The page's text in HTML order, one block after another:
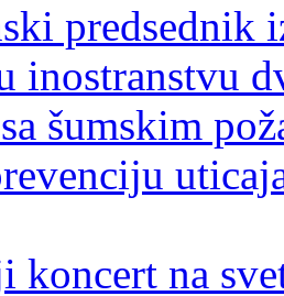
predsednik
inostranstvu
šumskim
koncert na